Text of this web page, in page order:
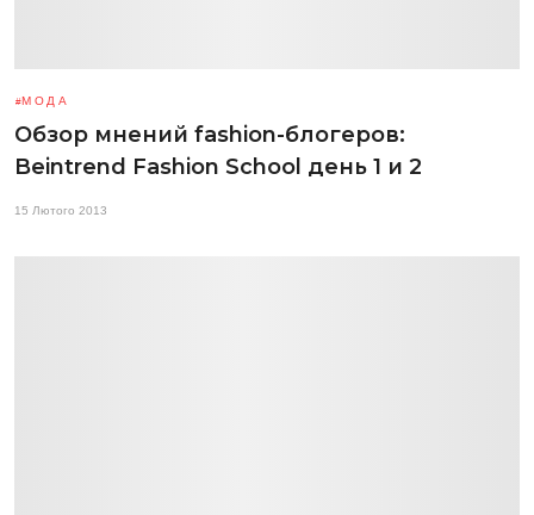
МОДА
Обзор мнений fashion-блогеров:
Beintrend Fashion School день 1 и 2
15 Лютого 2013